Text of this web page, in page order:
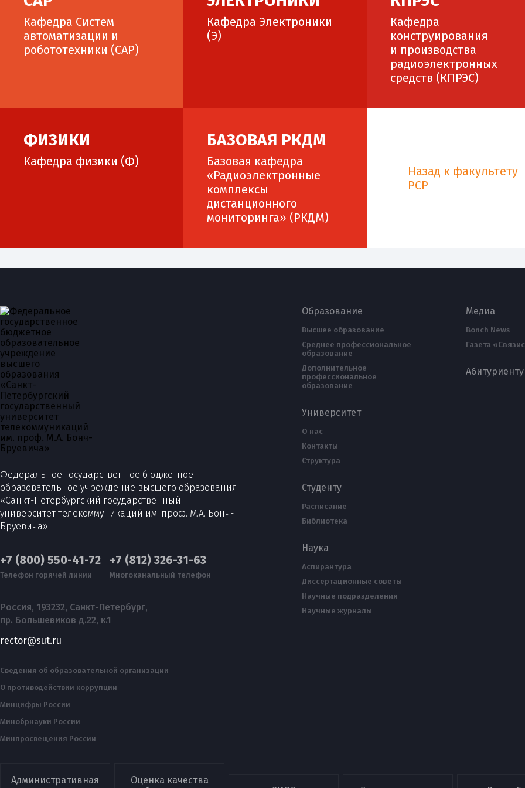
Кафедра Систем
автоматизации и
робототехники (САР)
Кафедра Электроники
(Э)
Кафедра
конструирования
и производства
радиоэлектронных
средств (КПРЭС)
ФИЗИКИ
Кафедра физики (Ф)
БАЗОВАЯ РКДМ
Базовая кафедра
«Радиоэлектронные
комплексы
дистанционного
мониторинга» (РКДМ)
Назад к факультету
РСР
Федеральное государственное бюджетное
образовательное учреждение высшего образования
«Санкт-Петербургский государственный
университет телекоммуникаций им. проф. М.А. Бонч-
Бруевича»
+7 (800) 550-41-72
Телефон горячей линии
+7 (812) 326-31-63
Многоканальный телефон
Россия, 193232, Санкт-Петербург,
пр. Большевиков д.22, к.1
rector@sut.ru
Сведения об образовательной организации
О противодействии коррупции
Минцифры России
Минобрнауки России
Минпросвещения России
Образование
Высшее образование
Среднее профессиональное
образование
Дополнительное
профессиональное
образование
Университет
О нас
Контакты
Структура
Студенту
Расписание
Библиотека
Наука
Аспирантура
Диссертационные советы
Научные подразделения
Научные журналы
Медиа
Bonch News
Газета
Абитуриенту
Административная
Оценка качества